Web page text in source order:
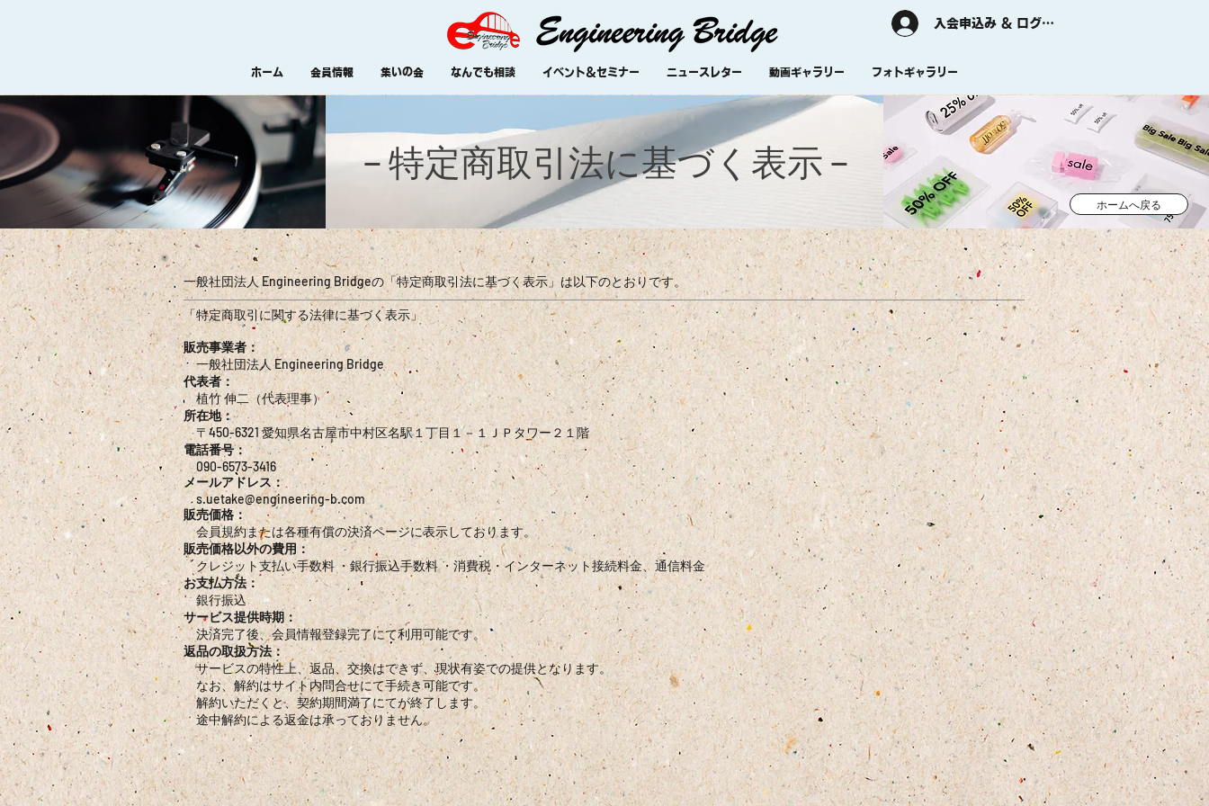
入会申込み & ログイン
ホーム 会員情報 集いの会 なんでも相談 イベント＆セミナー ニュースレター 動画ギャラリー フォトギャラリー
− ​​特定商取引法に基づく表示 −
ホームへ戻る
「特定商取引に関する法律に基づく表示」
販売事業者：
一般社団法人 Engineering Bridge
代表者：
植竹 伸二（代表理事）
所在地：
〒450-6321 愛知県名古屋市中村区名駅１丁目１－１ＪＰタワー２１階
電話番号：
090-6573-3416
メールアドレス：
s.uetake@engineering-b.com
販売価格：
会員規約または各種有償の決済ページに表示しております。
販売価格以外の費用：
クレジット支払い手数料 ・銀行振込手数料 ・消費税・インターネット接続料金、通信料金
お支払方法：
銀行振込
サービス提供時期：
決済完了後、会員情報登録完了にて利用可能です。
返品の取扱方法：
サービスの特性上、返品、交換はできず、現状有姿での提供となります。
なお、解約はサイト内問合せにて手続き可能です。
解約いただくと、契約期間満了にてが終了します。
途中解約による返金は承っておりません。
一般社団法人 Engineering Bridgeの「特定商取引法に基づく表示」は以下のとおりです。